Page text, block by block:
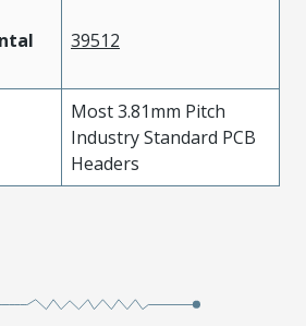
39512
Most 3.81mm Pitch
Industry Standard PCB
Headers